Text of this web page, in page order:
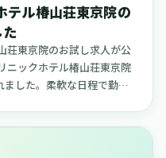
テル椿山荘東京院の
荘東京院のお試し求人が公
ニックホテル椿山荘東京院
した。柔軟な日程で勤務